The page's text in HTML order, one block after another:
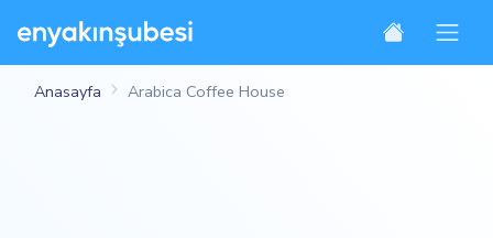
Anasayfa Arabica Coffee House